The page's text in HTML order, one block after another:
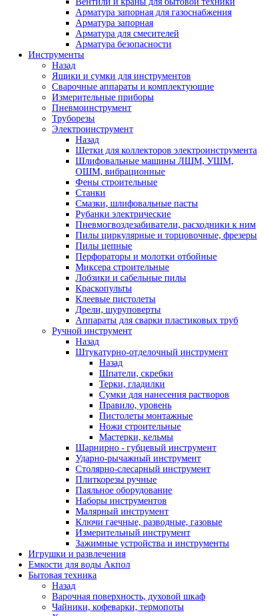
Арматура запорная для газоснабжения
Арматура запорная
Арматура для смесителей
Арматура безопасности
Инструменты
Назад
Ящики и сумки для инструментов
Сварочные аппараты и комплектующие
Измерительные приборы
Пневмоинструмент
Труборезы
Электроинструмент
Назад
Щетки для коллекторов электроинструмента
Шлифовальные машины ЛШМ, УШМ,
ОШМ, вибрационные
Фены строительные
Станки
Смазки, шлифовальные пасты
Рубанки электрические
Пневмогвоздезабиватели, расходники к ним
Пилы циркулярные и торцовочные, фрезеры
Пилы цепные
Перфораторы и молотки отбойные
Миксера строительные
Лобзики и сабельные пилы
Краскопульты
Клеевые пистолеты
Дрели, шуруповерты
Аппараты для сварки пластиковых труб
Ручной инструмент
Назад
Штукатурно-отделочный инструмент
Назад
Шпатели, скребки
Терки, гладилки
Сумки для нанесения растворов
Правило, уровень
Пистолеты монтажные
Ножи строительные
Мастерки, кельмы
Шарнирно - губцевый инструмент
Ударно-рычажный инструмент
Столярно-слесарный инструмент
Плиткорезы ручные
Паяльное оборудование
Наборы инструментов
Малярный инструмент
Ключи гаечные, разводные, газовые
Измерительный инструмент
Зажимные устройства и инструменты
Игрушки и развлечения
Емкости для воды Акпол
Бытовая техника
Назад
Варочная поверхность, духовой шкаф
Чайники, кофеварки, термопоты